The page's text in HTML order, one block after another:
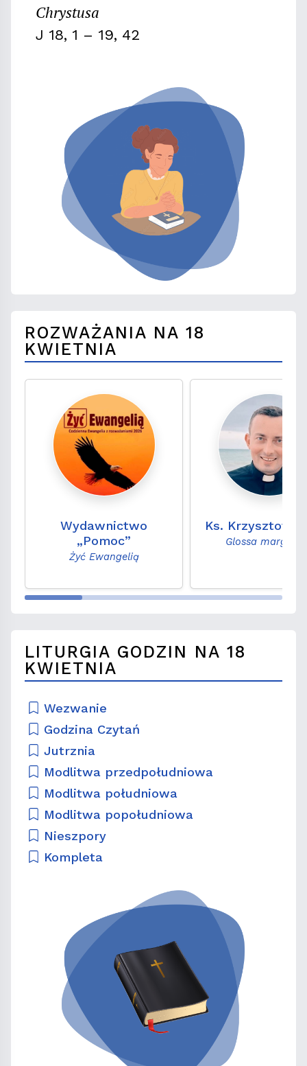
Chrystusa
J 18, 1 – 19, 42
ROZWAŻANIA NA 18
KWIETNIA
Wydawnictwo
„Pomoc”
Żyć Ewangelią
Ks. Krzysztof
Glossa
LITURGIA GODZIN NA 18
KWIETNIA
Wezwanie
Godzina Czytań
Jutrznia
Modlitwa przedpołudniowa
Modlitwa południowa
Modlitwa popołudniowa
Nieszpory
Kompleta